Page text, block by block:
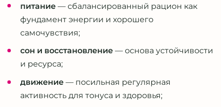
питание— сбалансированный рацион как
фундамент энергии и хорошего
самочувствия;
сон и восстановление— основа устойчивости
и ресурса;
движение— посильная регулярная
активность для тонуса и здоровья;